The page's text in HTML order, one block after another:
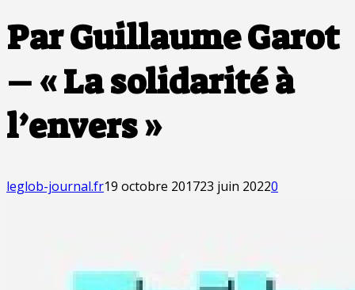
Par Guillaume Garot
– « La solidarité à
l’envers »
leglob-journal.fr19 octobre 201723 juin 20220